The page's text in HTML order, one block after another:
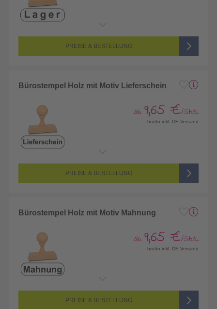
PREISE & BESTELLUNG
Bürostempel Holz mit Motiv Lieferschein
ab 9,65 €/Stck.
brutto inkl. DE-Versand
PREISE & BESTELLUNG
Bürostempel Holz mit Motiv Mahnung
ab 9,65 €/Stck.
brutto inkl. DE-Versand
PREISE & BESTELLUNG